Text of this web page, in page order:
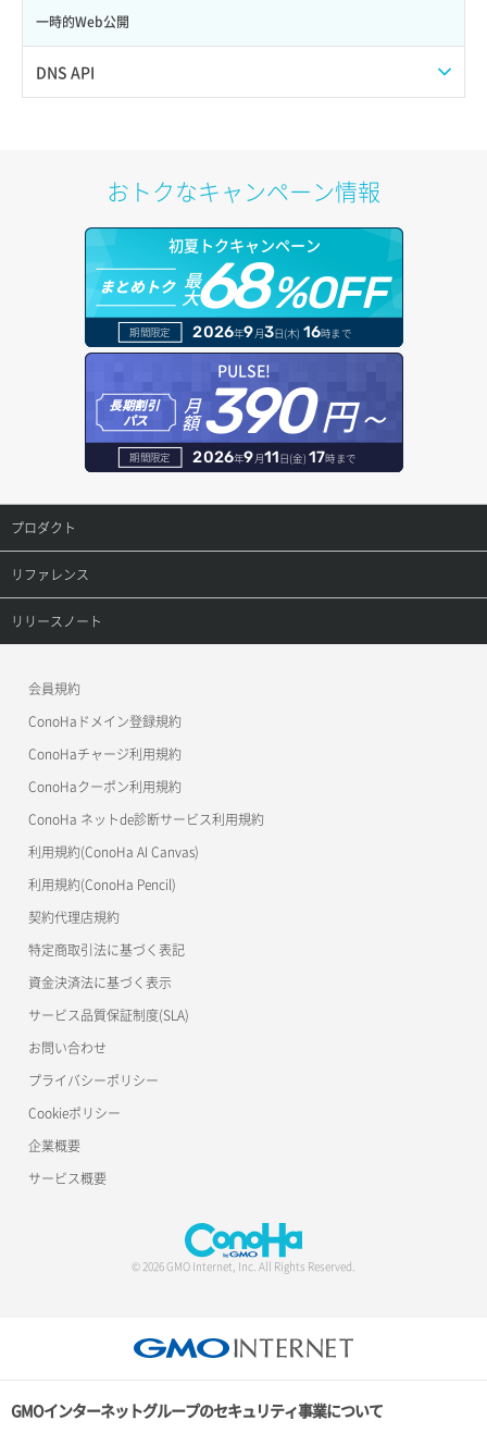
サーバー作成
サーバー利用状況グラフ（トラフィック）
サーバー削除
サーバー操作（起動/停止/再起動/強制停止）
サーバー設定切替
サーバー詳細一覧取得
サーバー詳細取得
ポートデタッチ
ボリュームアタッチ
ボリュームデタッチ
ポート一覧取得
ポート作成（ローカルネットワーク用）
ポート詳細取得
リスナー更新
リスナー詳細取得
ロードバランサー詳細取得
ロードバランサー追加
一時的Web公開
DNS API
ドメイン情報登録
ドメイン詳細取得
レコード一覧取得
レコード作成
レコード更新
レコード詳細取得
おトクなキャンペーン情報
初夏トクキャンペーン
まとめトク 最
大68%OFF
期間限定 2026年9月3日(木) 16時まで
PULSE!
長期割引
パス
月
額390円～
期間限定 2026年9月11日(金) 17時まで
プロダクト
プロダクトトップ
ConoHa VPS(Ver.3.0)
ConoHa for GAME
リファレンス
リファレンストップ
OpenStack CLI
Terraform
s3cmd
公開API(ConoHa VPS Ver.2.0)
リリースノート
会員規約
ConoHaドメイン登録規約
ConoHaチャージ利用規約
ConoHaクーポン利用規約
ConoHa ネットde診断サービス利用規約
利用規約(ConoHa AI Canvas)
利用規約(ConoHa Pencil)
契約代理店規約
特定商取引法に基づく表記
資金決済法に基づく表示
サービス品質保証制度(SLA)
お問い合わせ
プライバシーポリシー
Cookieポリシー
企業概要
サービス概要
© 2026 GMO Internet, Inc. All Rights Reserved.
GMOインターネットグループのセキュリティ事業について